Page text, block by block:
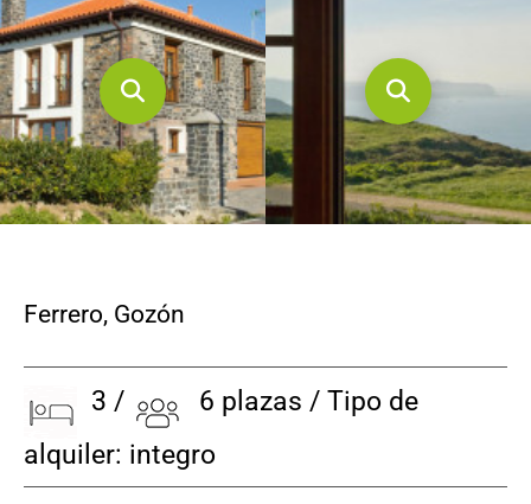
Ferrero, Gozón
3 /
6 plazas / Tipo de
alquiler: integro